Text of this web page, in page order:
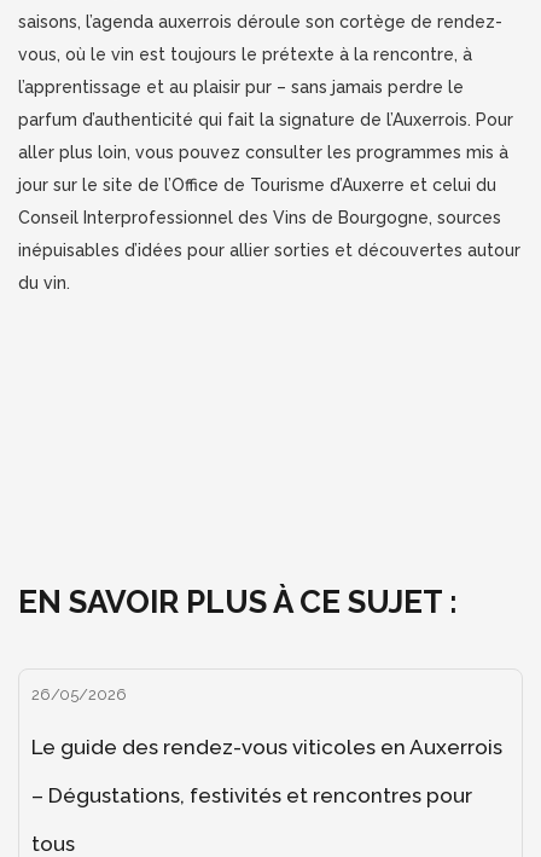
saisons, l’agenda auxerrois déroule son cortège de rendez-
vous, où le vin est toujours le prétexte à la rencontre, à
l’apprentissage et au plaisir pur – sans jamais perdre le
parfum d’authenticité qui fait la signature de l’Auxerrois. Pour
aller plus loin, vous pouvez consulter les programmes mis à
jour sur le site de l’Office de Tourisme d’Auxerre et celui du
Conseil Interprofessionnel des Vins de Bourgogne, sources
inépuisables d’idées pour allier sorties et découvertes autour
du vin.
EN SAVOIR PLUS À CE SUJET :
26/05/2026
Le guide des rendez-vous viticoles en Auxerrois
– Dégustations, festivités et rencontres pour
tous